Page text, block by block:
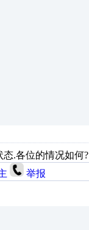
.各位的情况如何?
举报